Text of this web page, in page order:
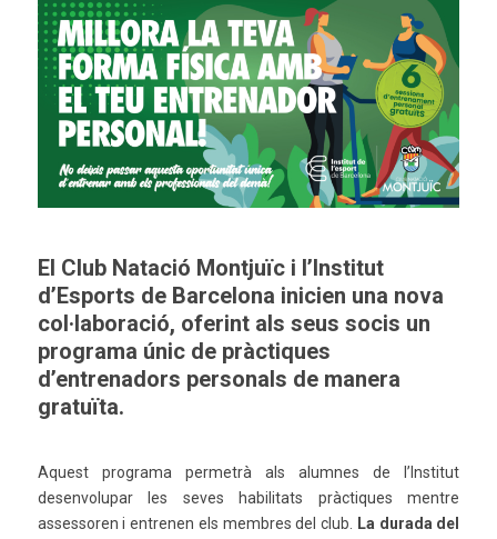
El Club Natació Montjuïc i l’Institut
d’Esports de Barcelona inicien una nova
col·laboració, oferint als seus socis un
programa únic de pràctiques
d’entrenadors personals de manera
gratuïta.
Aquest programa permetrà als alumnes de l’Institut
desenvolupar les seves habilitats pràctiques mentre
assessoren i entrenen els membres del club.
La durada del